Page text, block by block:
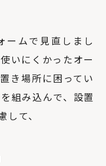
ームで見直しまし
いにくかったオー
き場所に困ってい
組み込んで、設置
て、